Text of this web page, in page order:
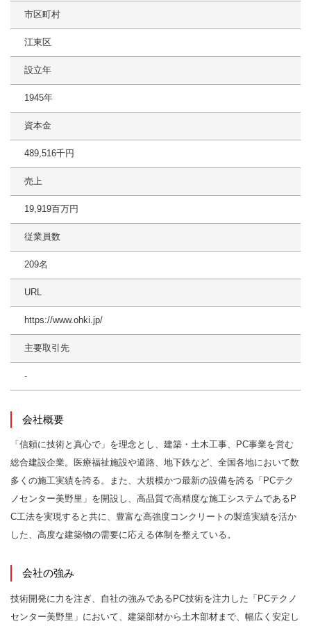
市区町村
江東区
設立年
1945年
資本金
489,516千円
売上
19,919百万円
従業員数
209名
URL
https://www.ohki.jp/
主要取引先
-
会社概要
「信頼に技術と真心で」を理念とし、建築・土木工事、PC事業を営む
総合建設企業。医療福祉施設や道路、地下鉄など、全国各地において数
多くの施工実績を誇る。また、大規模かつ最新の設備を誇る「PCテク
ノセンター美野里」を開設し、高品質で高精度な施工システムであるP
C工法を実現すると共に、豊富な高強度コンクリートの製造実績を活か
した、高度な建築物の需要に応える体制を整えている。
会社の強み
技術開発に力を注ぎ、自社の強みであるPC技術を注力した「PCテクノ
センター美野里」において、建築部材から土木部材まで、幅広く安定し